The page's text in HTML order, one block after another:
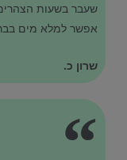
שעבר בשעות
אפשר למלא מים
שרון כ.